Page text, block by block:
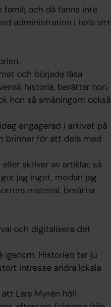
familj och då fanns inte
administration i hela sitt
och började läsa
historia, berättar hon.
hon så småningom också
engagerad i arkivet på
brinner för att dela med
skriver av artiklar, så
jag inget, medan jag
material, berättar
och digitalisera det
Historien tar ju
intresse andra lokala
Lars Myrén höll